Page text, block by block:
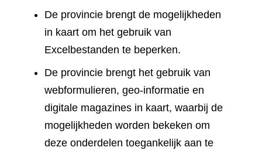
De provincie brengt de mogelijkheden
in kaart om het gebruik van
Excelbestanden te beperken.
De provincie brengt het gebruik van
webformulieren, geo-informatie en
digitale magazines in kaart, waarbij de
mogelijkheden worden bekeken om
deze onderdelen toegankelijk aan te